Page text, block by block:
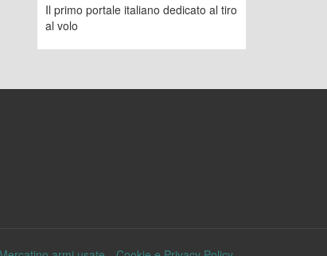
Il primo portale italiano dedicato al tiro
al volo